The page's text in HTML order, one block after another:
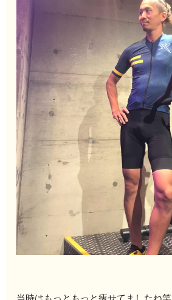
当時はもっともっと痩せてましたね笑